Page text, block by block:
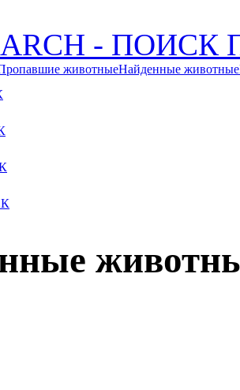
-
животныеНайденные животные